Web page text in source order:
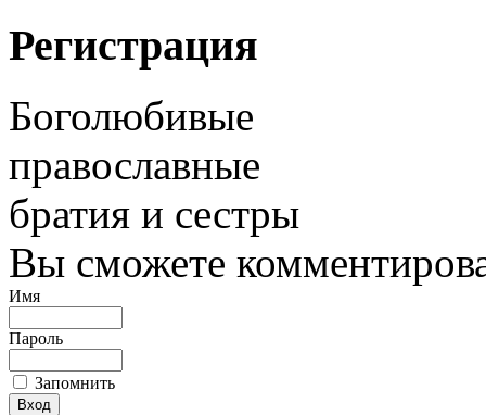
Регистрация
Боголюбивые
православные
братия и сестры
Вы сможете
Имя
Пароль
Запомнить